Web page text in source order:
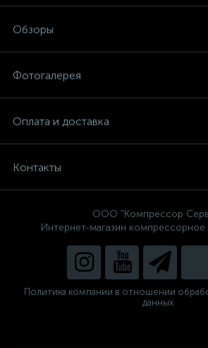
Обзоры
Фотогалерея
Оплата и доставка
Контакты
ООО "Компрессор
Интернет-магазин
Политика компании в отношении
данных